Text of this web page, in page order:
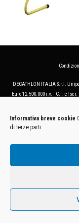
Informativa breve cookie
di terze parti.
DECATHLON ITALIA S.r.l.
Euro 12.500.000 i.v. - C.F. e